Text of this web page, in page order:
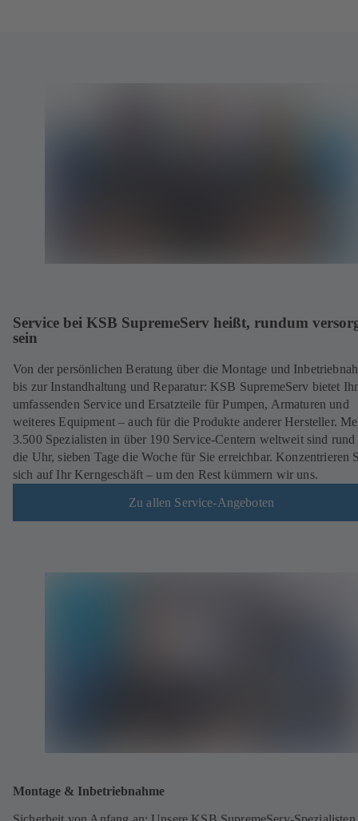
Service bei KSB SupremeServ heißt, rundum
sein
Von der persönlichen Beratung über die Montage und
bis zur Instandhaltung und Reparatur: KSB SupremeServ bietet
umfassenden Service und Ersatzteile für Pumpen, Armaturen und
weiteres Equipment – auch für die Produkte anderer Hersteller.
3.500 Spezialisten in über 190 Service-Centern weltweit sind rund
die Uhr, sieben Tage die Woche für Sie erreichbar. Konzentrieren
sich auf Ihr Kerngeschäft – um den Rest kümmern wir uns.
Zu allen Service-Angeboten
Montage & Inbetriebnahme